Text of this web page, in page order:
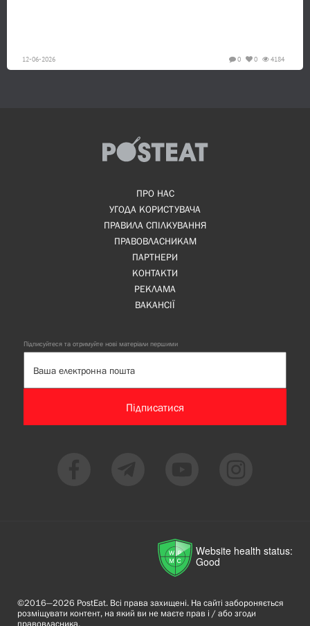
12-06-2026 4184
0
0
ПРО НАС
УГОДА КОРИСТУВАЧА
ПРАВИЛА СПІЛКУВАННЯ
ПРАВОВЛАСНИКАМ
ПАРТНЕРИ
КОНТАКТИ
РЕКЛАМА
ВАКАНСІЇ
Підписуйтеся та отримуйте нові матеріали першими
Підписатися
Website health status:
Good
©2016—2026 PostEat. Всі права захищені. На сайті забороняється
розміщувати контент, на який ви не маєте прав і / або згоди
правовласника.